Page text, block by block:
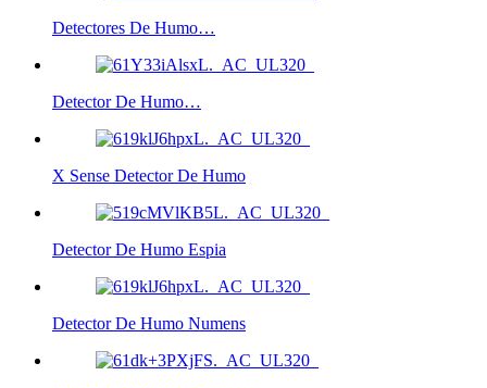
Detectores De Humo…
Detector De Humo…
X Sense Detector De Humo
Detector De Humo Espia
Detector De Humo Numens